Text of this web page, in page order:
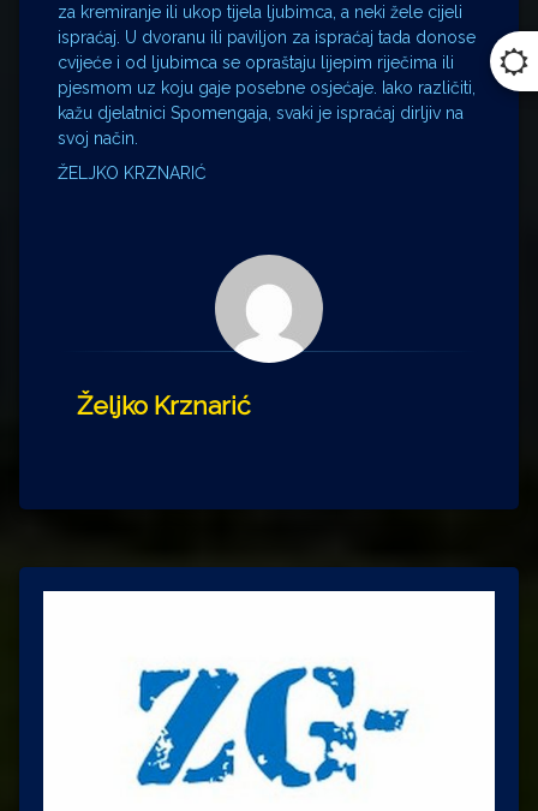
za kremiranje ili ukop tijela ljubimca, a neki žele cijeli
ispraćaj. U dvoranu ili paviljon za ispraćaj tada donose
cvijeće i od ljubimca se opraštaju lijepim riječima ili
pjesmom uz koju gaje posebne osjećaje. Iako različiti,
kažu djelatnici Spomengaja, svaki je ispraćaj dirljiv na
svoj način.
ŽELJKO KRZNARIĆ
Željko Krznarić